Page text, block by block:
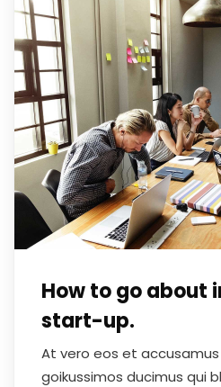
How to go about
start-up.
At vero eos et
goikussimos ducimus qui